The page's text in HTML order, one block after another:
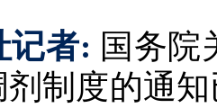
记者: 国务院
制度的通